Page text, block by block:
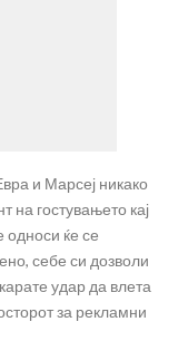
и Марсеј никако
на гостувањето кај
односи ќе се
себе си дозволи
удар да влета
за рекламни